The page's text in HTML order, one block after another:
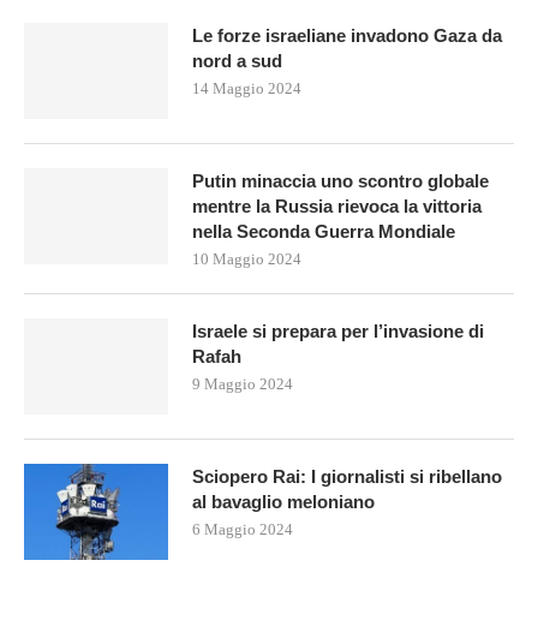
Le forze israeliane invadono Gaza da
nord a sud
14 Maggio 2024
Putin minaccia uno scontro globale
mentre la Russia rievoca la vittoria
nella Seconda Guerra Mondiale
10 Maggio 2024
Israele si prepara per l’invasione di
Rafah
9 Maggio 2024
Sciopero Rai: I giornalisti si ribellano
al bavaglio meloniano
6 Maggio 2024